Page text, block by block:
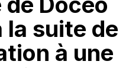
la suite de
à une